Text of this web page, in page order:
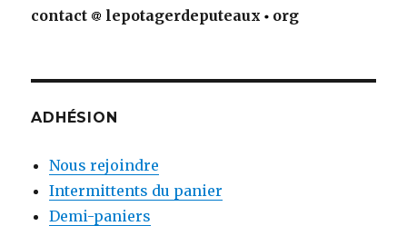
contact
lepotagerdeputeaux org
ADHÉSION
Nous rejoindre
Intermittents du panier
Demi-paniers